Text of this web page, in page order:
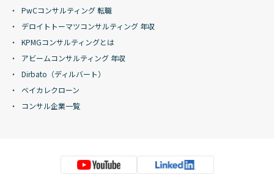
PwCコンサルティング 転職
デロイトトーマツコンサルティング 年収
KPMGコンサルティングとは
アビームコンサルティング 年収
Dirbato（ディルバート）
ベイカレクローン
コンサル企業一覧